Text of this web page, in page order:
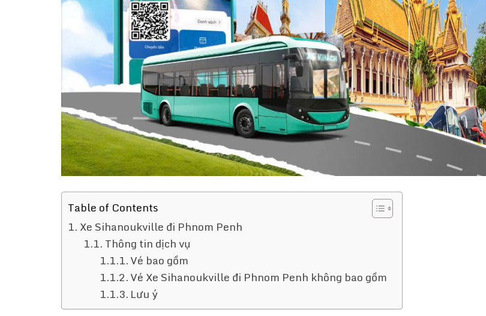
Table of Contents
Xe Sihanoukville đi Phnom Penh
Thông tin dịch vụ
Vé bao gồm
Vé Xe Sihanoukville đi Phnom Penh không bao gồm
Lưu ý